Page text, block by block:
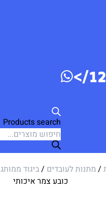
Products search
/ מתנות לעובדים /ביגוד ממותג
כובע צמר איכותי